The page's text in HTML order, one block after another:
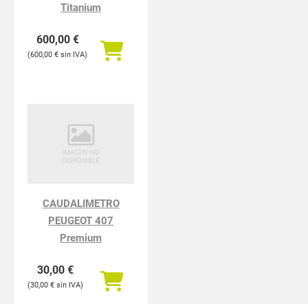
Titanium
600,00 €
600,00 €
CAUDALIMETRO
PEUGEOT 407
Premium
30,00 €
30,00 €